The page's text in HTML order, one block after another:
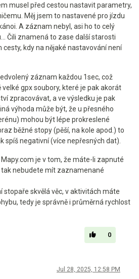
musel před cestou nastavit parametry,
Měj jsem to nastavené pro jízdu
A záznam nebyl, asi ho to celý
Čili znamená to zase další starosti
kdy na nějaké nastavování není
záznam každou 1sec, což
gpx soubory, které je pak akorát
zpracovávat, a ve výsledku je pak
výhoda může být, že u přesného
mohou být lépe prokreslené
běžné stopy (pěší, na kole apod.) to
spíš negativní (více nepřesných dat).
je v tom, že máte-li zapnuté
nebudete mít zaznamenané
stopaře skvělá věc, v aktivitách máte
tedy je správně i průměrná rychlost
0
Jul 28, 2025, 12:58 PM